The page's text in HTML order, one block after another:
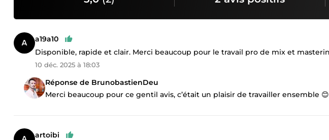
a19a10
Disponible, rapide et clair. Merci beaucoup pour le travail pro de mix et
10 déc. 2025 à 18:03
Réponse de BrunobastienDeu
Merci beaucoup pour ce gentil avis, c’était un plaisir de travailler ensemble 😊
artoibi